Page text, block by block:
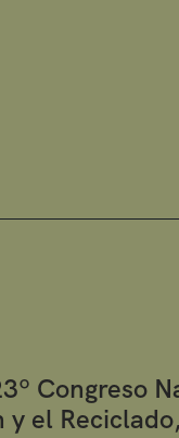
Congreso
y el